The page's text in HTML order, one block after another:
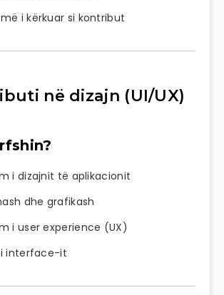
i kërkuar si kontribut
në dizajn (UI/UX)
i dizajnit të aplikacionit
dhe grafikash
i user experience (UX)
i interface-it